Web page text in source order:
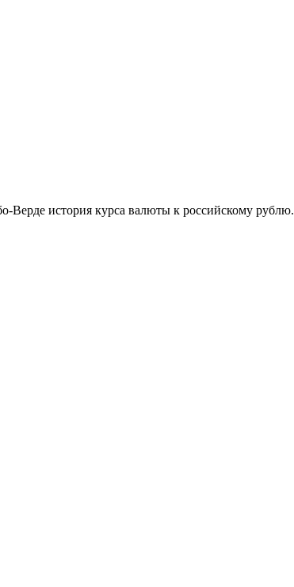
Верде история курса валюты к российскому рублю.